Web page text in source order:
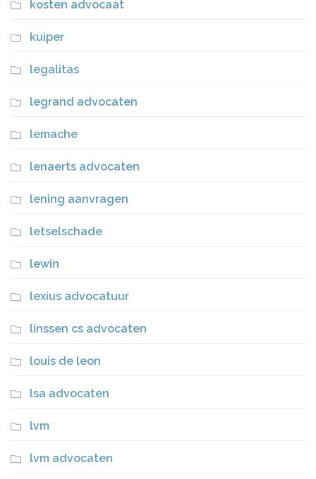
kosten advocaat
kuiper
legalitas
legrand advocaten
lemache
lenaerts advocaten
lening aanvragen
letselschade
lewin
lexius advocatuur
linssen cs advocaten
louis de leon
lsa advocaten
lvm
lvm advocaten